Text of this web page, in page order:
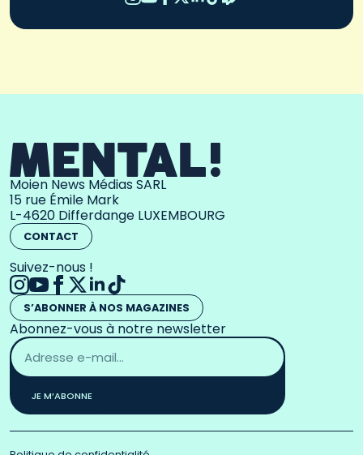
Moien News Médias SARL
15 rue Émile Mark
L-4620 Differdange LUXEMBOURG
CONTACT
Suivez-nous !
S’ABONNER À NOS MAGAZINES
Abonnez-vous à notre newsletter
Adresse
email
*
JE M’ABONNE